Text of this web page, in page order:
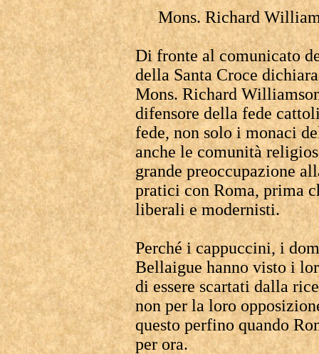
Mons. Richard
Di fronte al comunicato
della Santa Croce
Mons. Richard
difensore della fede
fede, non solo i monaci
anche le comunità
grande preoccupazione
pratici con Roma, prima
liberali e modernisti.
Perché i cappuccini, i
Bellaigue hanno visto i
di essere scartati dalla
non per la loro
questo perfino quando
per ora.